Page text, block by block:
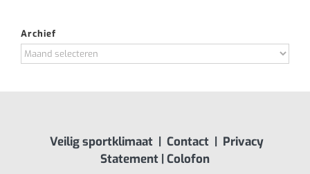
Archief
Archief
Veilig sportklimaat| Contact| Privacy
Statement | Colofon